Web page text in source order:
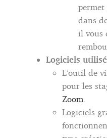
permet
dans
il vous
Logiciels
L’outil de
pour les
Zoom.
Logiciels